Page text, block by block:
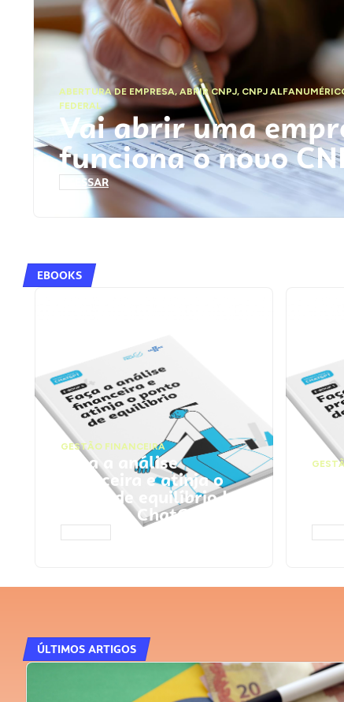
ABERTURA DE EMPRESA,ABRIR CNPJ, CNPJ
FEDERAL
Vai abrir uma
funciona o novo
ACESSAR
EBOOKS
GESTÃO FINANCEIRA
Faça a análise
financeira e atinja o
ponto de equilíbrio |
Prompts ChatGPT
ÚLTIMOS ARTIGOS